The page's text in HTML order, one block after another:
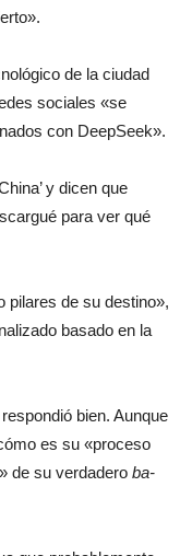
de la ciudad
sociales «se
con DeepSeek».
y dicen que
para ver qué
pilares de su destino»,
basado en la
bien. Aunque
es su «proceso
de su verdadero ba-